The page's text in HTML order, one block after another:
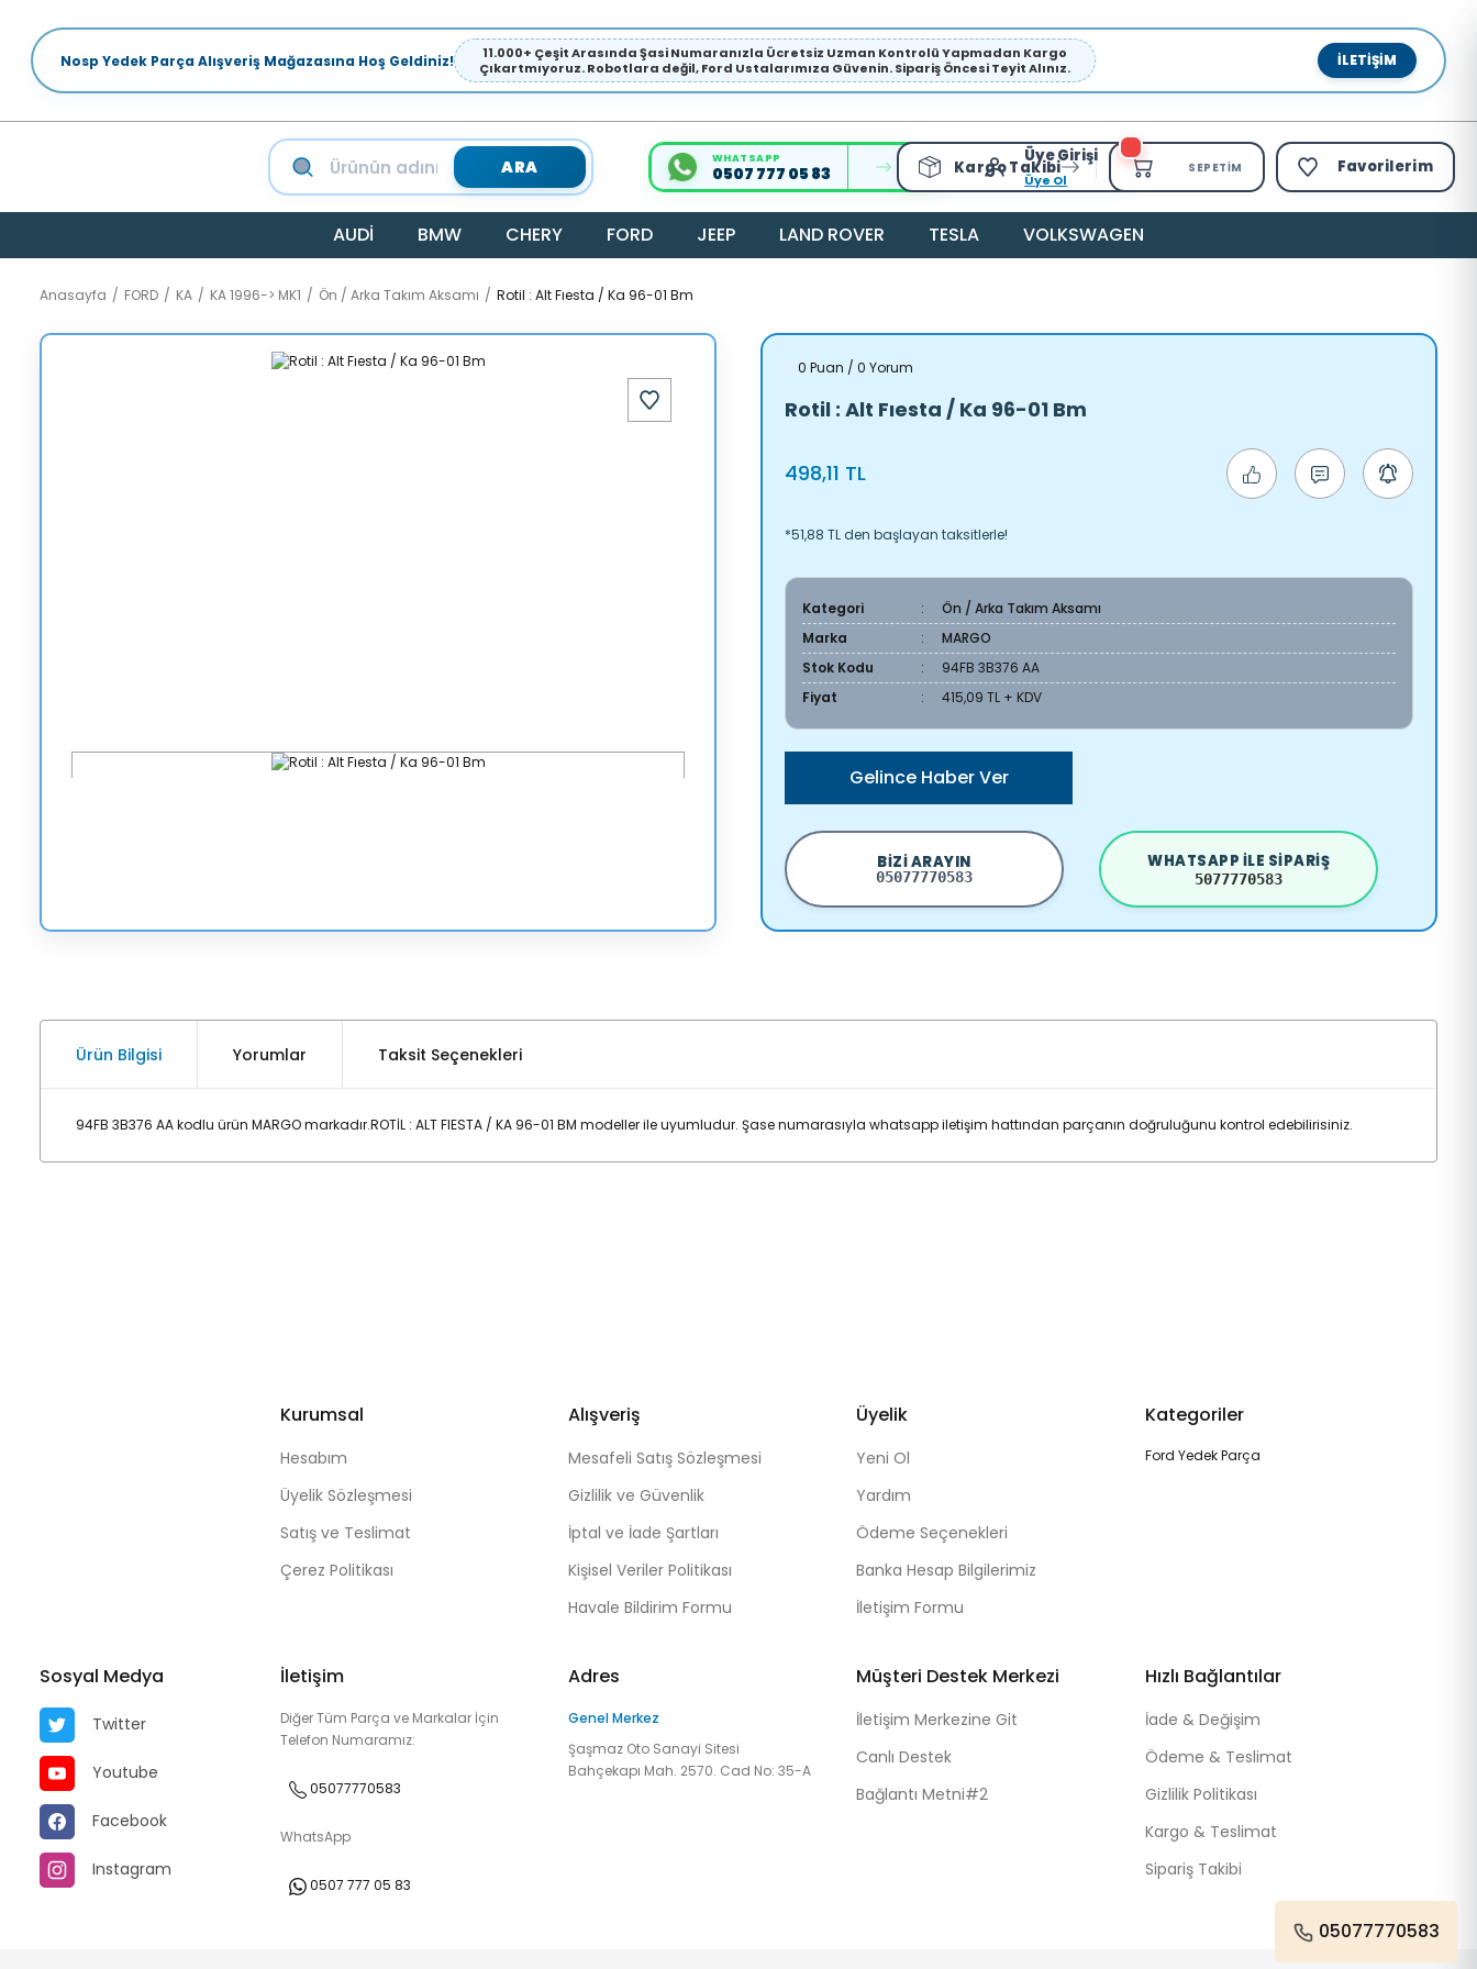
Nosp Yedek Parça Alışveriş Mağazasına Hoş Geldiniz!
11.000+ Çeşit Arasında Şasi Numaranızla Ücretsiz Uzman Kontrolü Yapmadan Kargo
Çıkartmıyoruz. Robotlara değil, Ford Ustalarımıza Güvenin. Sipariş Öncesi Teyit Alınız.
İLETIŞIM
ARA WHATSAPP
0507 777 05 83 Kargo Takibi
Üye Girişi
Üye Ol
SEPETIM Favorilerim
AUDİ BMW CHERY FORD JEEP LAND ROVER TESLA VOLKSWAGEN
Anasayfa FORD KA KA 1996-> MK1 Ön / Arka Takım Aksamı Rotil : Alt Fıesta / Ka 96-01 Bm
0 Puan / 0 Yorum
Rotil : Alt Fıesta / Ka 96-01 Bm
498,11 TL
*51,88 TL den başlayan taksitlerle!
Kategori
Ön / Arka Takım Aksamı
Marka
MARGO
Stok Kodu
94FB 3B376 AA
Fiyat
415,09 TL + KDV
Gelince Haber Ver
BIZI ARAYIN
05077770583
WHATSAPP ILE SIPARIŞ
5077770583
Ürün Bilgisi Yorumlar Taksit Seçenekleri
94FB 3B376 AA kodlu ürün MARGO markadır.ROTİL : ALT FIESTA / KA 96-01 BM modeller ile uyumludur. Şase numarasıyla whatsapp iletişim hattından parçanın doğruluğunu kontrol edebilirisiniz.
Kurumsal
Hesabım
Üyelik Sözleşmesi
Satış ve Teslimat
Çerez Politikası
Alışveriş
Mesafeli Satış Sözleşmesi
Gizlilik ve Güvenlik
İptal ve İade Şartları
Kişisel Veriler Politikası
Havale Bildirim Formu
Üyelik
Yeni Ol
Yardım
Ödeme Seçenekleri
Banka Hesap Bilgilerimiz
İletişim Formu
Kategoriler
Ford Yedek Parça
Sosyal Medya
Twitter
Youtube
Facebook
Instagram
İletişim
Diğer Tüm Parça ve Markalar İçin
Telefon Numaramız:
05077770583
WhatsApp
0507 777 05 83
Adres
Genel Merkez
Şaşmaz Oto Sanayi Sitesi
Bahçekapı Mah. 2570. Cad No: 35-A
Müşteri Destek Merkezi
İletişim Merkezine Git
Canlı Destek
Bağlantı Metni#2
Hızlı Bağlantılar
İade & Değişim
Ödeme & Teslimat
Gizlilik Politikası
Kargo & Teslimat
Sipariş Takibi
05077770583